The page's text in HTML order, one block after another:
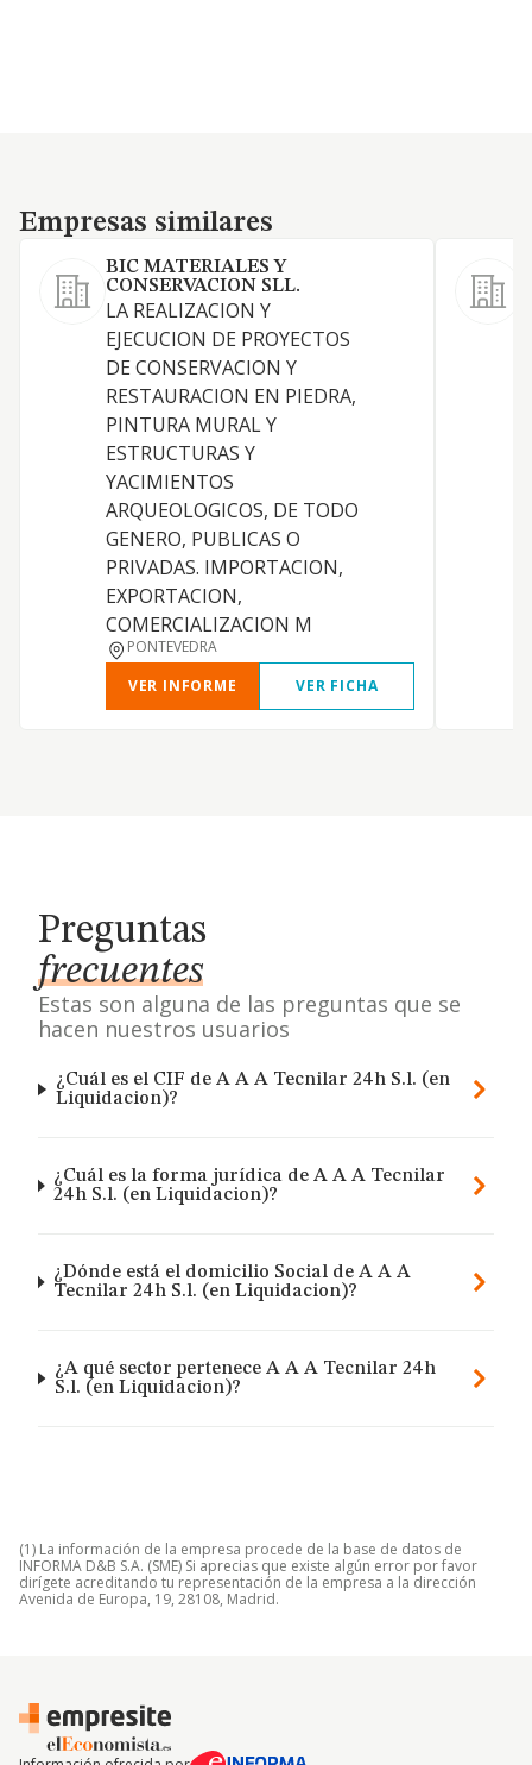
Empresas similares
Empresas similares
BIC MATERIALES Y
CONSERVACION SLL.
LA REALIZACION Y
EJECUCION DE PROYECTOS
DE CONSERVACION Y
RESTAURACION EN PIEDRA,
PINTURA MURAL Y
ESTRUCTURAS Y
YACIMIENTOS
ARQUEOLOGICOS, DE TODO
GENERO, PUBLICAS O
PRIVADAS. IMPORTACION,
EXPORTACION,
COMERCIALIZACION M
PONTEVEDRA
VER INFORME
VER FICHA
Preguntas
frecuentes
Estas son alguna de las preguntas que se
hacen nuestros usuarios
¿Cuál es el CIF de A A A Tecnilar 24h S.l. (en
Liquidacion)?
¿Cuál es la forma jurídica de A A A Tecnilar
24h S.l. (en Liquidacion)?
¿Dónde está el domicilio Social de A A A
Tecnilar 24h S.l. (en Liquidacion)?
¿A qué sector pertenece A A A Tecnilar 24h
S.l. (en Liquidacion)?
(1) La información de la empresa procede de la base de datos de
INFORMA D&B S.A. (SME) Si aprecias que existe algún error por favor
dirígete acreditando tu representación de la empresa a la dirección
Avenida de Europa, 19, 28108, Madrid.